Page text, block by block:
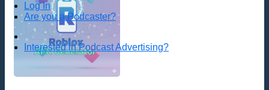
Log In
Are you a Podcaster?
Interested in Podcast Advertising?